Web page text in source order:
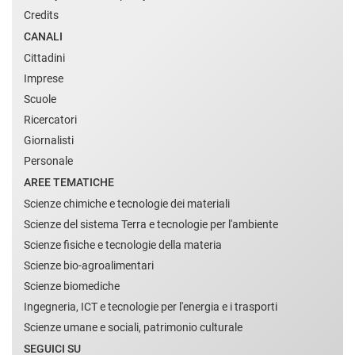
Credits
CANALI
Cittadini
Imprese
Scuole
Ricercatori
Giornalisti
Personale
AREE TEMATICHE
Scienze chimiche e tecnologie dei materiali
Scienze del sistema Terra e tecnologie per l'ambiente
Scienze fisiche e tecnologie della materia
Scienze bio-agroalimentari
Scienze biomediche
Ingegneria, ICT e tecnologie per l'energia e i trasporti
Scienze umane e sociali, patrimonio culturale
SEGUICI SU